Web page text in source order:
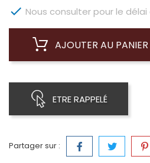
 Nous consulter pour le délai
AJOUTER AU PANIER
ETRE RAPPELÉ
Partager sur :